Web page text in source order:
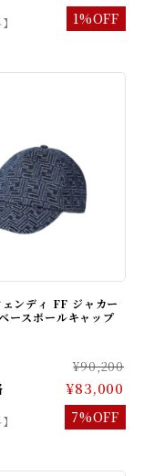
1%OFF
ンディ FF ジャカー
ースボールキャップ
¥90,200
¥83,000
7%OFF